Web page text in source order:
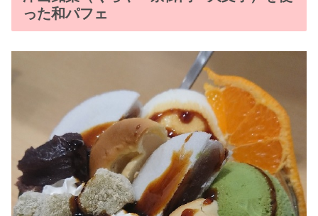
った和パフェ